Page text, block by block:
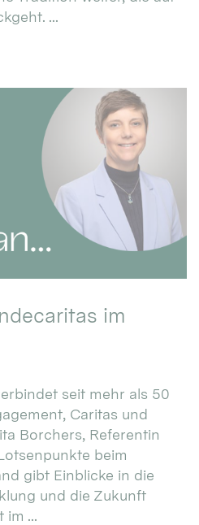
...
im
seit mehr als 50
Caritas und
Borchers, Referentin
beim
gibt Einblicke in die
und die Zukunft
im ...